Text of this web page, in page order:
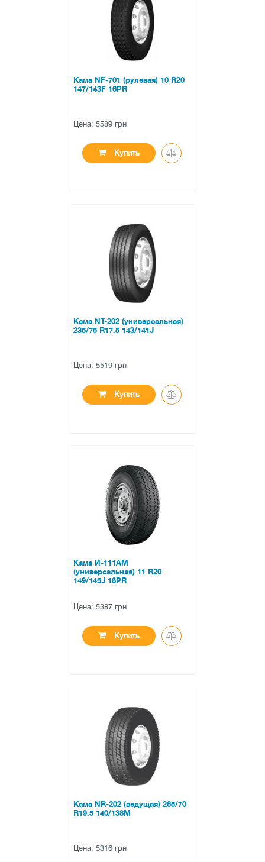
0 отзывов
Кама NF-701 (рулевая) 10 R20
147/143F 16PR
Цена: 5589 грн
Купить
0 отзывов
Кама NT-202 (универсальная)
235/75 R17.5 143/141J
Цена: 5519 грн
Купить
0 отзывов
Кама И-111AM
(универсальная) 11 R20
149/145J 16PR
Цена: 5387 грн
Купить
0 отзывов
Кама NR-202 (ведущая) 265/70
R19.5 140/138M
Цена: 5316 грн